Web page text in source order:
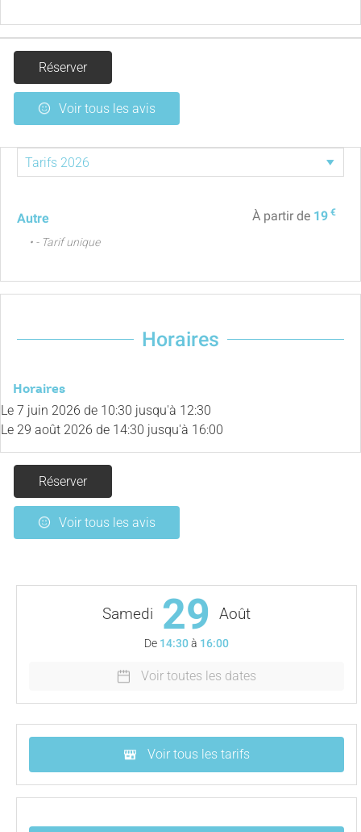
Réserver
Voir tous les avis
Autre À partir de 19 €
• - Tarif unique
Horaires
Horaires
Le 7 juin 2026 de 10:30 jusqu'à 12:30
Le 29 août 2026 de 14:30 jusqu'à 16:00
Réserver
Voir tous les avis
Samedi 29 Août
De 14:30à 16:00
Voir toutes les dates
Voir tous les tarifs